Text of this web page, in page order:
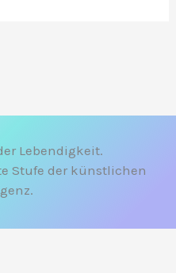
Lebendigkeit.
Stufe der künstlichen